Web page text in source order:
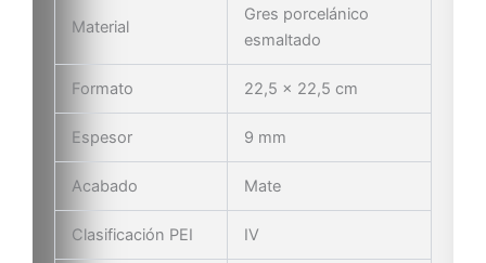
Material
Gres porcelánico
esmaltado
Formato 22,5 × 22,5 cm
Espesor 9 mm
Acabado Mate
Clasificación PEI IV